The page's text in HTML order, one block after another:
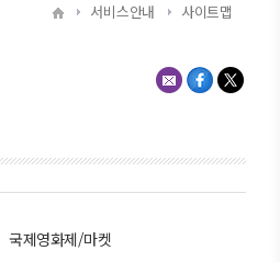
서비스안내 사이트맵
국제영화제/마켓